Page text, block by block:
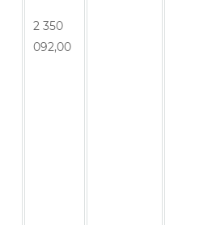
2 350
092,00